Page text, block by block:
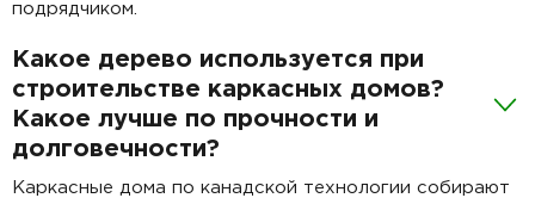
подрядчиком.
Какое дерево используется при
строительстве каркасных домов?
Какое лучше по прочности и
долговечности?
Каркасные дома по канадской технологии собирают